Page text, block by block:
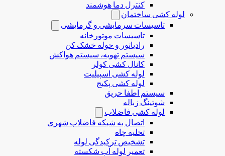
کنترل دما هوشمند
لوله کشی ساختمان
تاسیسات سرمایشی و گرمایشی
تاسیسات موتورخانه
رادیاتور و حوله خشک کن
سیستم تهویه، سیستم هواکش
کانال کشی کولر
لوله کشی اسپیلیت
لوله کشی پکیج
سیستم اطفا حریق
شوتینگ زباله
لوله كشی فاضلاب
اتصال به شبکه فاضلاب شهری
تخلیه چاه
تشخیص ترکیدگی لوله
تعمیر لوله آب شکسته